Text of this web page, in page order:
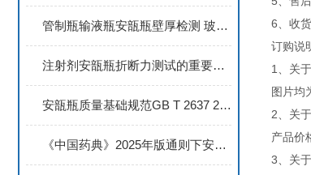
管制瓶输液瓶安瓿瓶壁厚检测 玻璃瓶厚度测量仪应用全解析
注射剂安瓿瓶折断力测试的重要性与智能测量仪选型指南
安瓿瓶质量基础规范GB T 2637 2016标准要点与实施指南
《中国药典》2025年版通则下安瓿瓶折断性能的双重目标与科学评估
6、收
订购说
1、关
图片均
2、关
产品价
3、关